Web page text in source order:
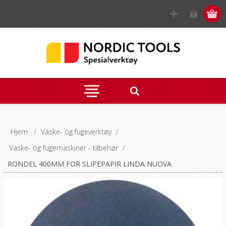
Hjem / Vaske- og fugeverktøy /
Vaske- og fugemaskiner - tilbehør /
RONDEL 400MM FOR SLIPEPAPIR LINDA NUOVA